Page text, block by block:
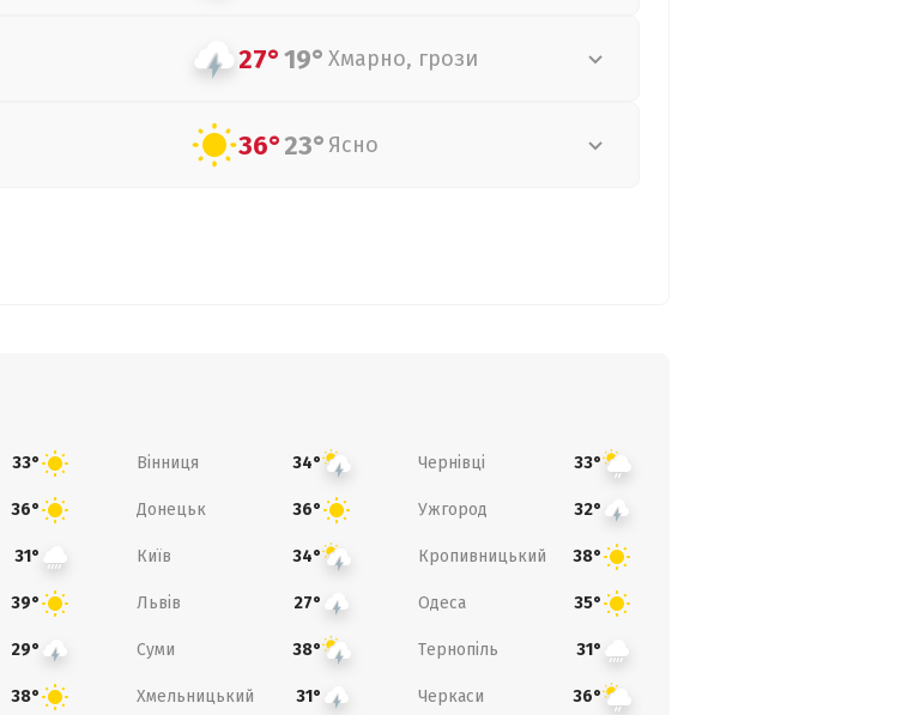
27°19° Хмарно, грози
36°23° Ясно
33° Вінниця 34° Чернівці 33°
36° Донецьк 36° Ужгород 32°
31° Київ 34° Кропивницький 38°
39° Львів 27° Одеса 35°
29° Суми 38° Тернопіль 31°
38° Хмельницький 31° Черкаси 36°